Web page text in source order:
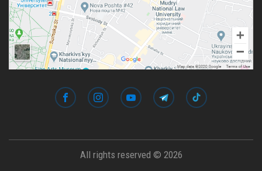
All rights reserved © 2026